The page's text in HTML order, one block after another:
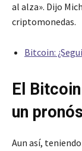
al alza». Dijo
criptomonedas.
Bitcoin:
El
un
Aun así,